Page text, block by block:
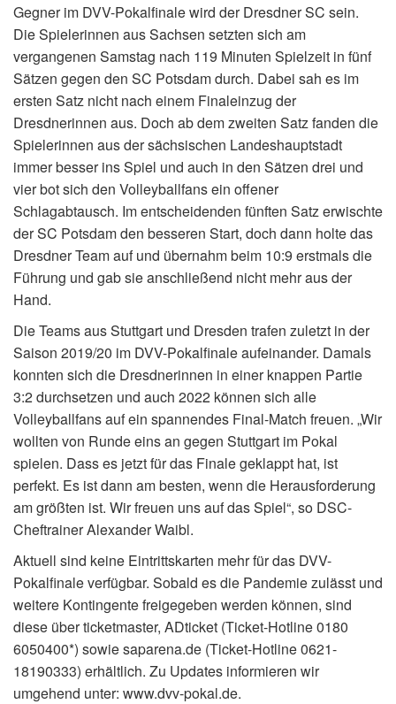
Gegner im DVV-Pokalfinale wird der Dresdner SC sein.
Die Spielerinnen aus Sachsen setzten sich am
vergangenen Samstag nach 119 Minuten Spielzeit in fünf
Sätzen gegen den SC Potsdam durch. Dabei sah es im
ersten Satz nicht nach einem Finaleinzug der
Dresdnerinnen aus. Doch ab dem zweiten Satz fanden die
Spielerinnen aus der sächsischen Landeshauptstadt
immer besser ins Spiel und auch in den Sätzen drei und
vier bot sich den Volleyballfans ein offener
Schlagabtausch. Im entscheidenden fünften Satz erwischte
der SC Potsdam den besseren Start, doch dann holte das
Dresdner Team auf und übernahm beim 10:9 erstmals die
Führung und gab sie anschließend nicht mehr aus der
Hand.
Die Teams aus Stuttgart und Dresden trafen zuletzt in der
Saison 2019/20 im DVV-Pokalfinale aufeinander. Damals
konnten sich die Dresdnerinnen in einer knappen Partie
3:2 durchsetzen und auch 2022 können sich alle
Volleyballfans auf ein spannendes Final-Match freuen. „Wir
wollten von Runde eins an gegen Stuttgart im Pokal
spielen. Dass es jetzt für das Finale geklappt hat, ist
perfekt. Es ist dann am besten, wenn die Herausforderung
am größten ist. Wir freuen uns auf das Spiel“, so DSC-
Cheftrainer Alexander Waibl.
Aktuell sind keine Eintrittskarten mehr für das DVV-
Pokalfinale verfügbar. Sobald es die Pandemie zulässt und
weitere Kontingente freigegeben werden können, sind
diese über ticketmaster, ADticket (Ticket-Hotline 0180
6050400*) sowie saparena.de (Ticket-Hotline 0621-
18190333) erhältlich. Zu Updates informieren wir
umgehend unter: www.dvv-pokal.de.